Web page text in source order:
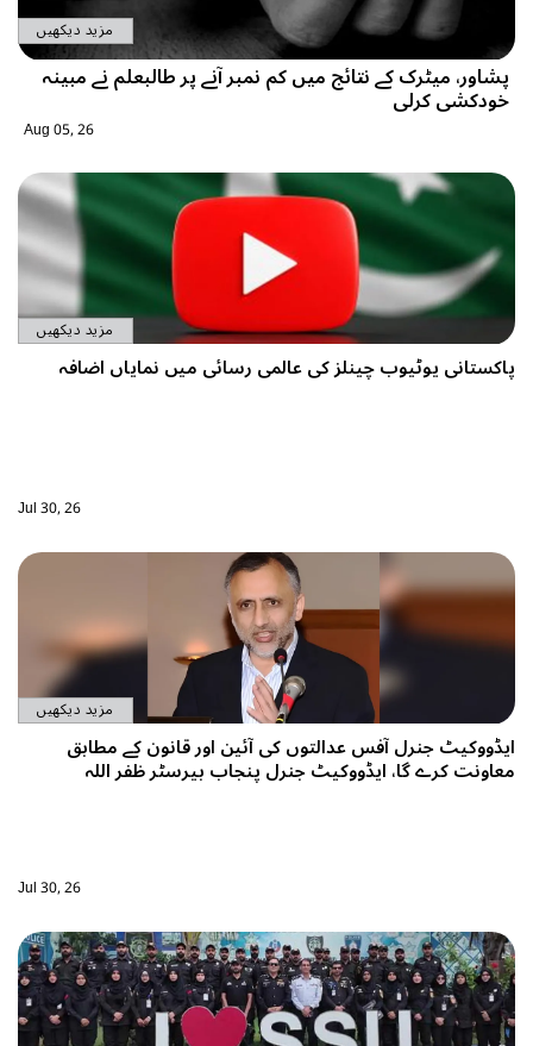
مزید دیکھیں
کے نتائج میں کم نمبر آنے پر طالبعلم نے مبینہ
مزید دیکھیں
چینلز کی عالمی رسائی میں نمایاں اضافہ
مزید دیکھیں
آفس عدالتوں کی آئین اور قانون کے مطابق
گا، ایڈووکیٹ جنرل پنجاب بیرسٹر ظفر اللہ